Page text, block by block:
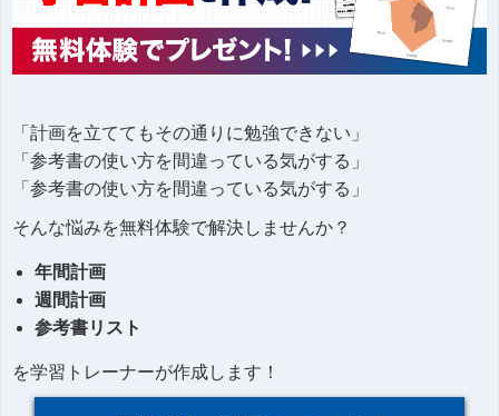
「計画を立ててもその通りに勉強できない」
「参考書の使い方を間違っている気がする」
「参考書の使い方を間違っている気がする」
そんな悩みを無料体験で解決しませんか？
年間計画
週間計画
参考書リスト
を学習トレーナーが作成します！